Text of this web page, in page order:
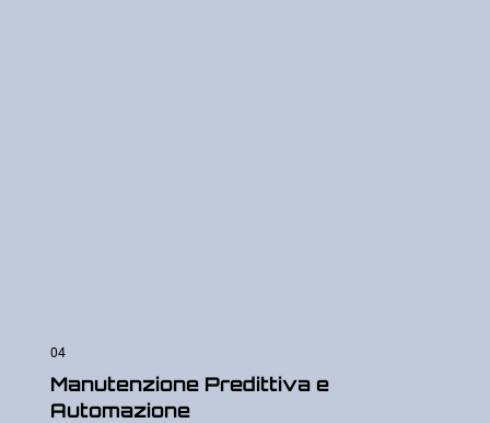
04
Manutenzione Predittiva e
Automazione